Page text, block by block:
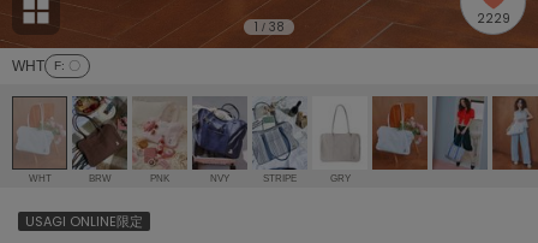
ョン雑貨 (865)
/ランジェリー (127)
ェア (121)
(124)
Ame no chi Hare
アメノチハレ
AMOMMA
アモマ
ánuans
アニュアンス
ànuke
アンヌーク
WHT F: 〇
1 / 38 2229
WHT BRW PNK NVY STRIPE GRY
USAGI ONLINE限定